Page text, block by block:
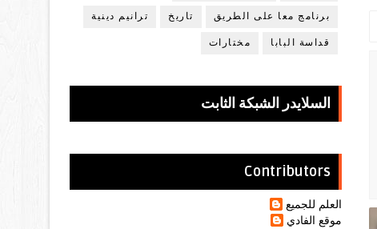
برنامج معا على الطريق تاريخ ترانيم دينية
قداسة البابا مختارات
السلايدر الشبكة الثابت
Contributors
العلم للجميع
موقع الفادي